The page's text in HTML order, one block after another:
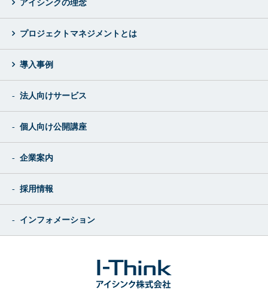
アイシンクの理念
プロジェクトマネジメントとは
導入事例
法人向けサービス
個人向け公開講座
企業案内
採用情報
インフォメーション